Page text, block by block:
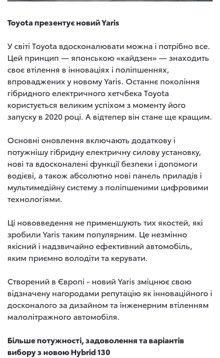
Toyota презентує новий Yaris
У світі Toyota вдосконалювати можна і потрібно все.
Цей принцип — японською «кайдзен» — знаходить
своє втілення в інноваціях і поліпшеннях,
впроваджених у новому Yaris. Останнє покоління
гібридного електричного хетчбека Toyota
користується великим успіхом з моменту його
запуску в 2020 році. А відтепер він стане ще кращим.
Основні оновлення включають додаткову і
потужнішу гібридну електричну силову установку,
нові та вдосконалені функції безпеки і допомоги
водієві, а також абсолютно нові панель приладів і
мультимедійну систему з поліпшеними цифровими
технологіями.
Ці нововведення не применшують тих якостей, які
зробили Yaris таким популярним. Це незмінно
якісний і надзвичайно ефективний автомобіль,
яким приємно володіти та керувати.
Створений в Європі - новий Yaris зміцнює свою
відзначену нагородами репутацію як інноваційного і
досконалого за дизайном та інженерним втіленням
малолітражного автомобіля.
Більше потужності, задоволення та варіантів
вибору з новою Hybrid 130